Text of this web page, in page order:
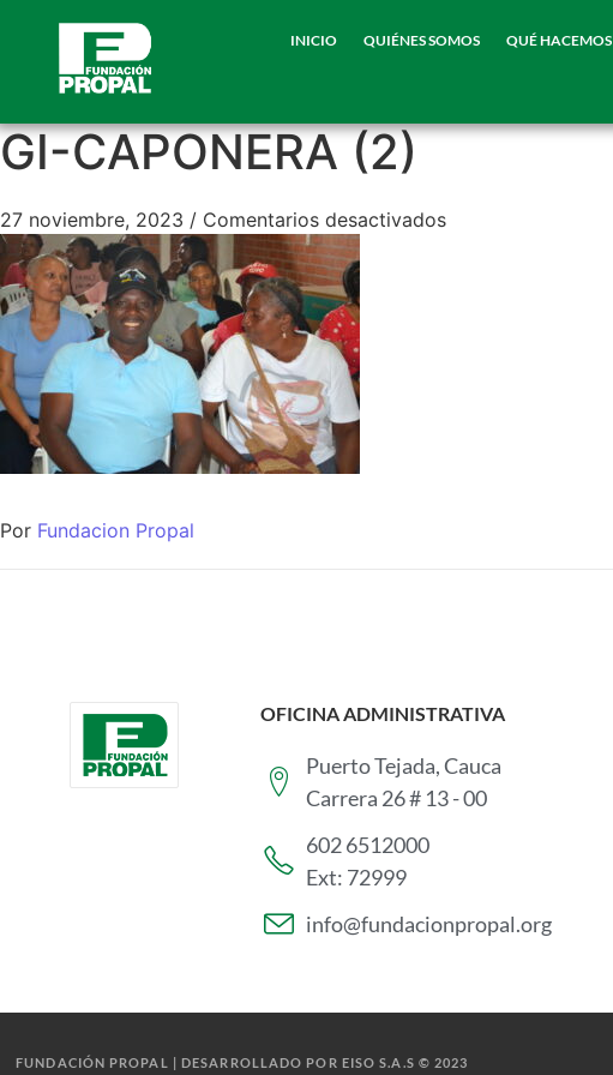
INICIO QUIÉNES SOMOS QUÉ HACEMOS
GI-CAPONERA (2)
27 noviembre, 2023 / Comentarios desactivados
Por Fundacion Propal
OFICINA ADMINISTRATIVA
Puerto Tejada, Cauca
Carrera 26 # 13 - 00
602 6512000
Ext: 72999
info@fundacionpropal.org
FUNDACIÓN PROPAL | DESARROLLADO POR EISO S.A.S © 2023